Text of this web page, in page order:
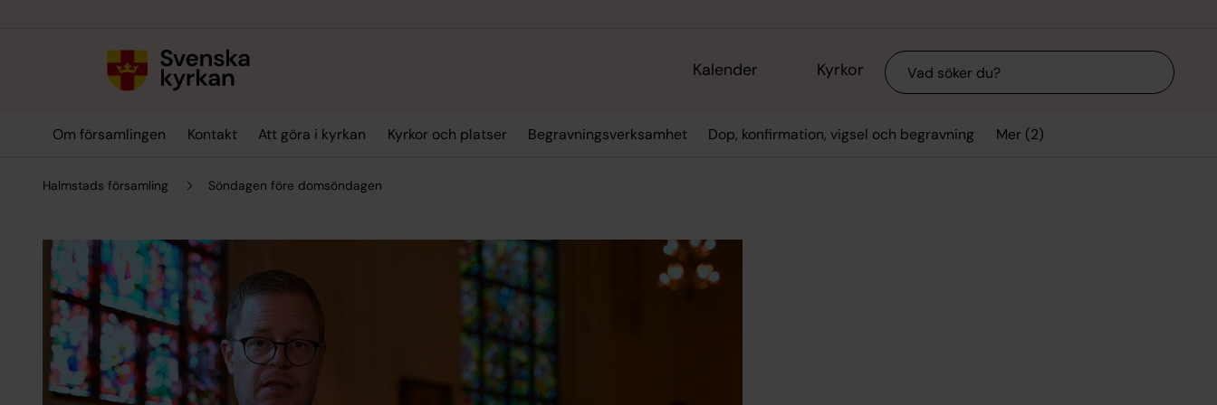
Kalender Kyrkor Sök
Om församlingen Kontakt Att göra i kyrkan Kyrkor och platser Begravningsverksamhet Dop, konfirmation, vigsel och begravning Mer (2)
Halmstads församling Söndagen före domsöndagen